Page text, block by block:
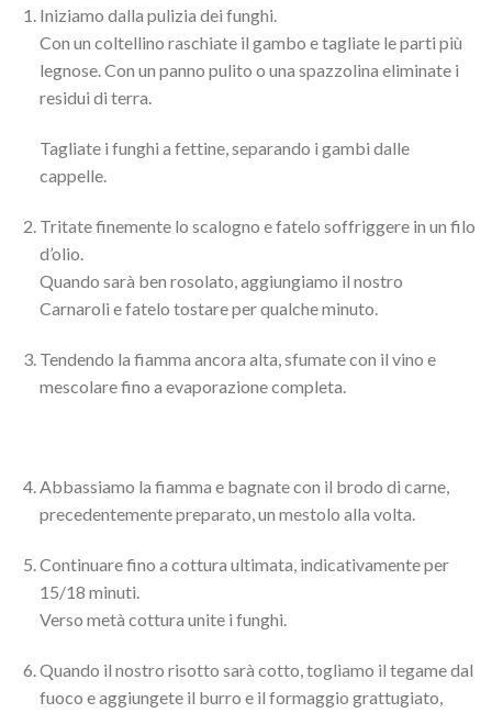
Iniziamo dalla pulizia dei funghi.
Con un coltellino raschiate il gambo e tagliate le parti più
legnose. Con un panno pulito o una spazzolina eliminate i
residui di terra.
Tagliate i funghi a fettine, separando i gambi dalle
cappelle.
Tritate finemente lo scalogno e fatelo soffriggere in un filo
d’olio.
Quando sarà ben rosolato, aggiungiamo il nostro
Carnaroli e fatelo tostare per qualche minuto.
Tendendo la fiamma ancora alta, sfumate con il vino e
mescolare fino a evaporazione completa.
Abbassiamo la fiamma e bagnate con il brodo di carne,
precedentemente preparato, un mestolo alla volta.
Continuare fino a cottura ultimata, indicativamente per
15/18 minuti.
Verso metà cottura unite i funghi.
Quando il nostro risotto sarà cotto, togliamo il tegame dal
fuoco e aggiungete il burro e il formaggio grattugiato,